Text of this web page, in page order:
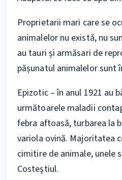
Proprietarii mari care se
animalelor nu există, nu
au tauri și armăsari de
pășunatul animalelor sunt
Epizotic – în anul 1921 au
următoarele maladii
febra aftoasă, turbarea la
variola ovină. Majoritatea
cimitire de animale, unele
Costeştiul.